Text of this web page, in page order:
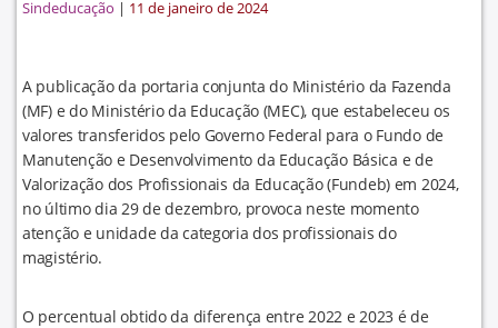
Sindeducação | 11 de janeiro de 2024
A publicação da portaria conjunta do Ministério da Fazenda
(MF) e do Ministério da Educação (MEC), que estabeleceu os
valores transferidos pelo Governo Federal para o Fundo de
Manutenção e Desenvolvimento da Educação Básica e de
Valorização dos Profissionais da Educação (Fundeb) em 2024,
no último dia 29 de dezembro, provoca neste momento
atenção e unidade da categoria dos profissionais do
magistério.
O percentual obtido da diferença entre 2022 e 2023 é de